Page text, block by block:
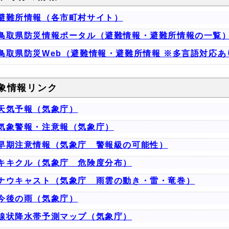
難所情報（各市町村サイト）
取県防災情報ポータル（避難情報・避難所情報の一覧
取県防災Web（避難情報・避難所情報 ※多言語対応あ
情報リンク
気予報（気象庁）
象警報・注意報（気象庁）
期注意情報（気象庁 警報級の可能性）
キクル（気象庁 危険度分布）
ウキャスト（気象庁 雨雲の動き・雷・竜巻）
後の雨（気象庁）
状降水帯予測マップ（気象庁）